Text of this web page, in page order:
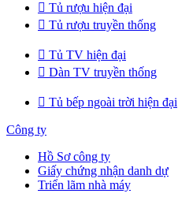
 Tủ rượu hiện đại
 Tủ rượu truyền thống
 Tủ TV hiện đại
 Dàn TV truyền thống
 Tủ bếp ngoài trời hiện đại
Công ty
Hồ Sơ công ty
Giấy chứng nhận danh dự
Triển lãm nhà máy